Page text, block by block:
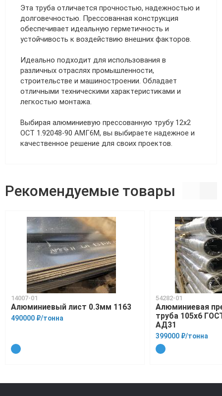
Эта труба отличается прочностью, надежностью и
долговечностью. Прессованная конструкция
обеспечивает идеальную герметичность и
устойчивость к воздействию внешних факторов.
Идеально подходит для использования в
различных отраслях промышленности,
строительстве и машиностроении. Обладает
отличными техническими характеристиками и
легкостью монтажа.
Выбирая алюминиевую прессованную трубу 12х2
ОСТ 1.92048-90 АМГ6М, вы выбираете надежное и
качественное решение для своих проектов.
Рекомендуемые товары
14007-01
Алюминиевый лист 0.3мм 1163
490000 ₽/тонна
54282-01
Алюминиевая
труба 105х6
АД31
399000 ₽/тонна